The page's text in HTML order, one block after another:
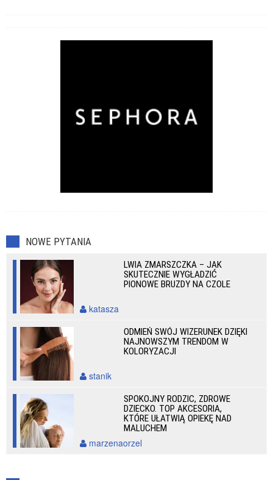
NOWE PYTANIA
LWIA ZMARSZCZKA – JAK
SKUTECZNIE WYGŁADZIĆ
PIONOWE BRUZDY NA CZOLE
katasza
ODMIEŃ SWÓJ WIZERUNEK DZIĘKI
NAJNOWSZYM TRENDOM W
KOLORYZACJI
stanik
SPOKOJNY RODZIC, ZDROWE
DZIECKO. TOP AKCESORIA,
KTÓRE UŁATWIĄ OPIEKĘ NAD
MALUCHEM
marzenaorzel